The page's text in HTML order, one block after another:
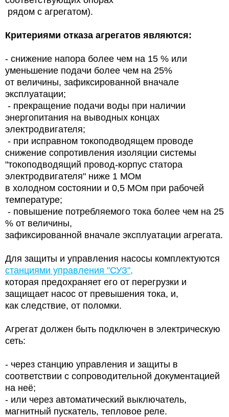
рядом с агрегатом).
Критериями отказа агрегатов являются:
- снижение напора более чем на 15 % или
уменьшение подачи более чем на 25%
от величины, зафиксированной вначале
эксплуатации;
- прекращение подачи воды при наличии
энергопитания на выводных концах
электродвигателя;
- при исправном токоподводящем проводе
снижение сопротивления изоляции системы
"токоподводящий провод-корпус статора
электродвигателя" ниже 1 МОм
в холодном состоянии и 0,5 МОм при рабочей
температуре;
- повышение потребляемого тока более чем на 25
% от величины,
зафиксированной вначале эксплуатации агрегата.
Для защиты и управления насосы комплектуются
станциями управления "СУЗ",
которая предохраняет его от перегрузки и
защищает насос от превышения тока, и,
как следствие, от поломки.
Агрегат должен быть подключен в электрическую
сеть:
- через станцию управления и защиты в
соответствии с сопроводительной документацией
на неё;
- или через автоматический выключатель,
магнитный пускатель, тепловое реле.